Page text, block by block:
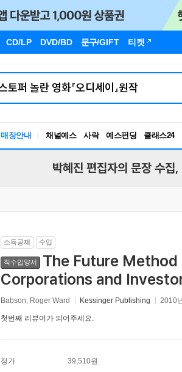
CD/LP DVD/BD 문구/GIFT 티켓
매장안내 채널예스 사락 예스펀딩 클래스24
박혜진 편집자의 문장 수집,
소득공제 수입
직수입양서
The Future Method
Corporations and
Babson, Roger Ward Kessinger Publishing 2010
첫번째 리뷰어가 되어주세요.
정가 39,510원